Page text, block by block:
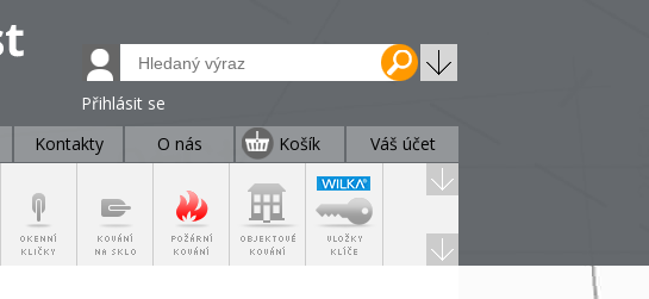
Přihlásit se
Kontakty O nás Košík Váš účet